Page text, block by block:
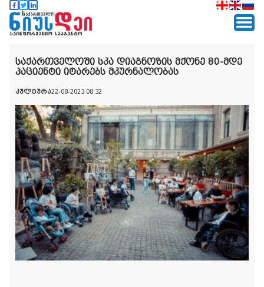
საქართველოში სკა დიაგნოზის მქონე 80-მდე
პაციენტი იტარებს მკურნალობას
კულტურა22-08-2023 08:32